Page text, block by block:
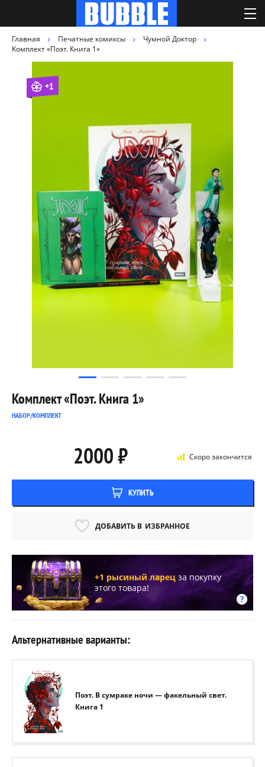
Главная Печатные комиксы
Чумной Доктор
Комплект «Поэт. Книга 1»
+1
Комплект «Поэт. Книга 1»
НАБОР/КОМПЛЕКТ
Скоро закончится
2000 ₽
КУПИТЬ
ДОБАВИТЬ В ИЗБРАННОЕ
+1 рысиный ларец за покупку
этого товара!
Альтернативные варианты:
Поэт. В сумраке ночи — факельный свет.
Книга 1